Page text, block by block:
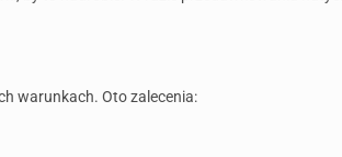
warunkach. Oto zalecenia: